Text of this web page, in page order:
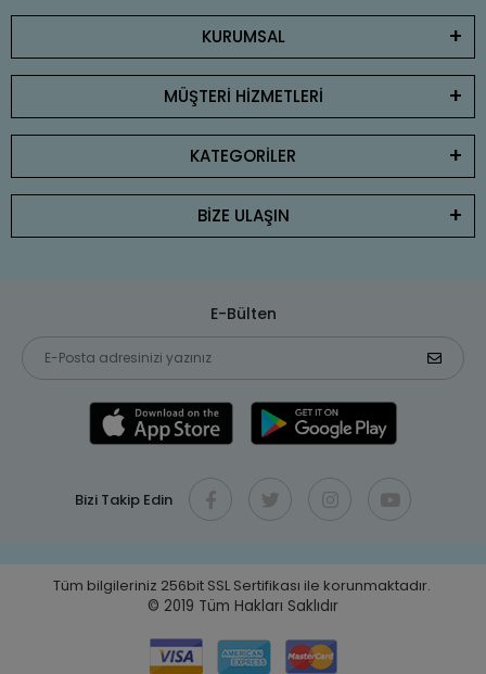
KURUMSAL
MÜŞTERİ HİZMETLERİ
KATEGORİLER
BİZE ULAŞIN
E-Bülten
Bizi Takip Edin
Tüm bilgileriniz 256bit SSL Sertifikası ile korunmaktadır.
© 2019 Tüm Hakları Saklıdır